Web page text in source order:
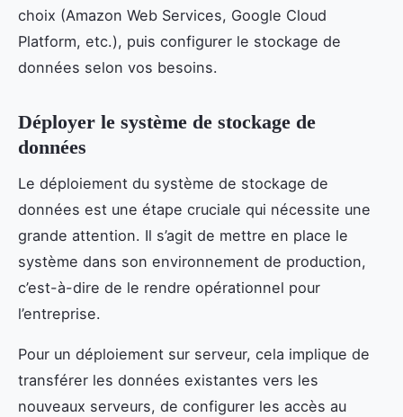
choix (Amazon Web Services, Google Cloud
Platform, etc.), puis configurer le stockage de
données selon vos besoins.
Déployer le système de stockage de
données
Le déploiement du système de stockage de
données est une étape cruciale qui nécessite une
grande attention. Il s’agit de mettre en place le
système dans son environnement de production,
c’est-à-dire de le rendre opérationnel pour
l’entreprise.
Pour un déploiement sur serveur, cela implique de
transférer les données existantes vers les
nouveaux serveurs, de configurer les accès au